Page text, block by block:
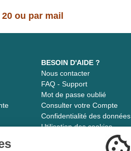
20 ou par mail
BESOIN D'AIDE ?
Nous contacter
FAQ - Support
Mot de passe oublié
Consulter votre Compte
Confidentialité des données
Utilisation des cookies